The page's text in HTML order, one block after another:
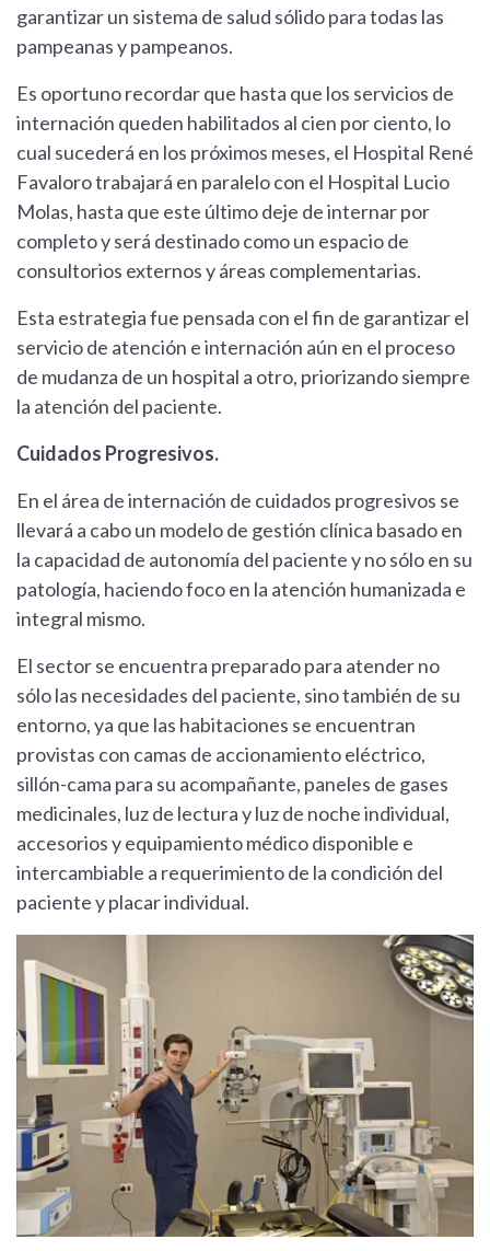
garantizar un sistema de salud sólido para todas las
pampeanas y pampeanos.
Es oportuno recordar que hasta que los servicios de
internación queden habilitados al cien por ciento, lo
cual sucederá en los próximos meses, el Hospital René
Favaloro trabajará en paralelo con el Hospital Lucio
Molas, hasta que este último deje de internar por
completo y será destinado como un espacio de
consultorios externos y áreas complementarias.
Esta estrategia fue pensada con el fin de garantizar el
servicio de atención e internación aún en el proceso
de mudanza de un hospital a otro, priorizando siempre
la atención del paciente.
Cuidados Progresivos.
En el área de internación de cuidados progresivos se
llevará a cabo un modelo de gestión clínica basado en
la capacidad de autonomía del paciente y no sólo en su
patología, haciendo foco en la atención humanizada e
integral mismo.
El sector se encuentra preparado para atender no
sólo las necesidades del paciente, sino también de su
entorno, ya que las habitaciones se encuentran
provistas con camas de accionamiento eléctrico,
sillón-cama para su acompañante, paneles de gases
medicinales, luz de lectura y luz de noche individual,
accesorios y equipamiento médico disponible e
intercambiable a requerimiento de la condición del
paciente y placar individual.